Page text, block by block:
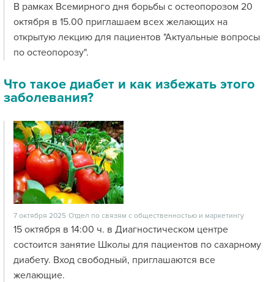
В рамках Всемирного дня борьбы с остеопорозом 20
октября в 15.00 приглашаем всех желающих на
открытую лекцию для пациентов "Актуальные вопросы
по остеопорозу".
Что такое диабет и как избежать этого
заболевания?
7 октября 2025 Отдел по связям с общественностью и маркетингу
15 октября в 14:00 ч. в Диагностическом центре
состоится занятие Школы для пациентов по сахарному
диабету. Вход свободный, приглашаются все
желающие.